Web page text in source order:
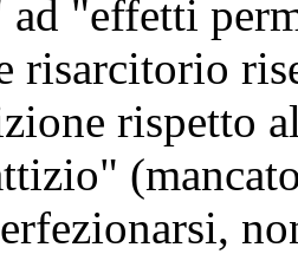
ad "effetti
risarcitorio
rispetto